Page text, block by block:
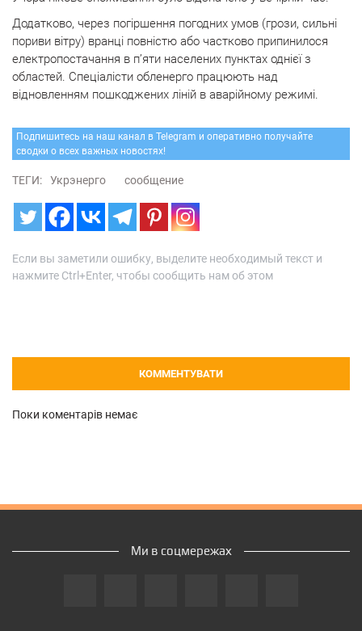
Додатково, через погіршення погодних умов (грози, сильні
пориви вітру) вранці повністю або частково припинилося
електропостачання в п’яти населених пунктах однієї з
областей. Спеціалісти обленерго працюють над
відновленням пошкоджених ліній в аварійному режимі.
Подпишитесь на наш канал в Telegram и оперативно получайте
сводки о всех важных новостях!
ТЕГИ: Укрэнерго сообщение
Если вы заметили ошибку, выделите необходимый текст и
нажмите Ctrl+Enter, чтобы сообщить нам об этом
КОММЕНТУВАТИ
Поки коментарів немає
Ми в соцмережах